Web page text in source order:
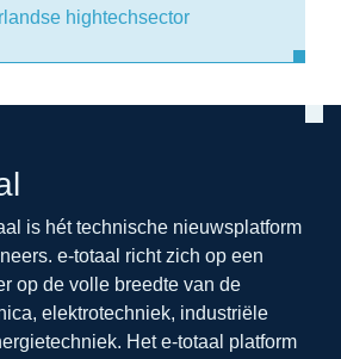
hightechsector
is hét technische nieuwsplatform
e-totaal richt zich op een
op de volle breedte van de
elektrotechniek, industriële
Het e-totaal platform